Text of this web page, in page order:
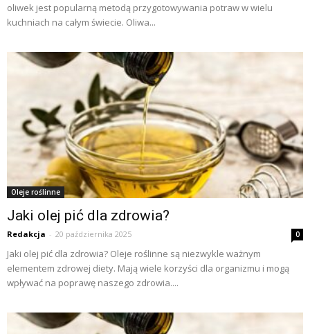
oliwek jest popularną metodą przygotowywania potraw w wielu
kuchniach na całym świecie. Oliwa...
Oleje roślinne
Jaki olej pić dla zdrowia?
Redakcja - 20 października 2025 0
Jaki olej pić dla zdrowia? Oleje roślinne są niezwykle ważnym
elementem zdrowej diety. Mają wiele korzyści dla organizmu i mogą
wpływać na poprawę naszego zdrowia....